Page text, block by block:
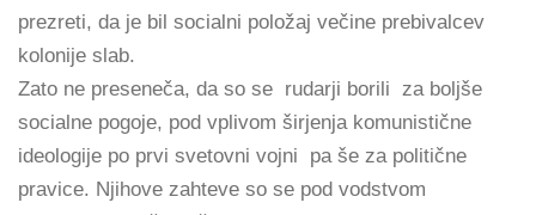
prezreti, da je bil socialni položaj večine prebivalcev
kolonije slab.
Zato ne preseneča, da so se rudarji borili za boljše
socialne pogoje, pod vplivom širjenja komunistične
ideologije po prvi svetovni vojni pa še za politične
pravice. Njihove zahteve so se pod vodstvom